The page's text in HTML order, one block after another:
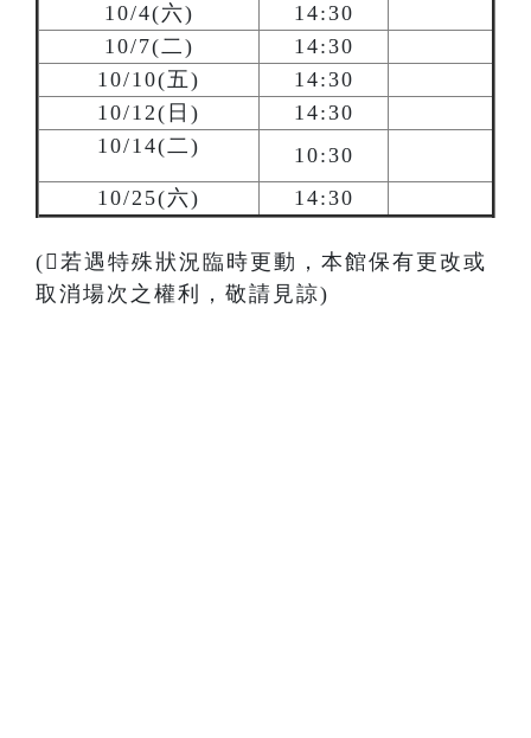
10/4(六)
14:30
10/7(二)
14:30
10/10(五)
14:30
10/12(日)
14:30
10/14(二)
10:30
10/25(六)
14:30
(若遇特殊狀況臨時更動，本館保有更改或
取消場次之權利，敬請見諒)